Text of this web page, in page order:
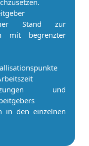
Stand zur
mit begrenzter
und
in den einzelnen